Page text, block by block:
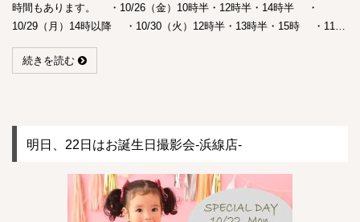
時間もあります。 ・10/26（金）10時半・12時半・14時半 ・
10/29（月）14時以降 ・10/30（火）12時半・13時半・15時 ・11…
続きを読む
明日、22日はお誕生日撮影会-浜線店-